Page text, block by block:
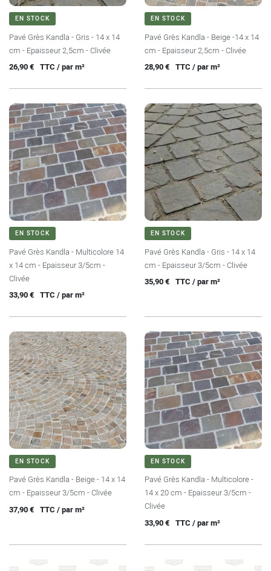
EN STOCK
Pavé Grès Kandla - Gris - 14 x 14
cm - Epaisseur 2,5cm - Clivée
Prix
26,90 € TTC / par m²
EN STOCK
Pavé Grès Kandla - Beige -14 x 14
cm - Epaisseur 2,5cm - Clivée
Prix
28,90 € TTC / par m²
EN STOCK
Pavé Grès Kandla - Multicolore 14
x 14 cm - Epaisseur 3/5cm -
Clivée
Prix
33,90 € TTC / par m²
EN STOCK
Pavé Grès Kandla - Gris - 14 x 14
cm - Epaisseur 3/5cm - Clivée
Prix
35,90 € TTC / par m²
EN STOCK
Pavé Grès Kandla - Beige - 14 x 14
cm - Epaisseur 3/5cm - Clivée
Prix
37,90 € TTC / par m²
EN STOCK
Pavé Grès Kandla - Multicolore -
14 x 20 cm - Epaisseur 3/5cm -
Clivée
Prix
33,90 € TTC / par m²